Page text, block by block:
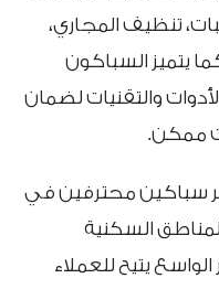
تنظيف المجاري،
يتميز السباكون
والتقنيات لضمان
ممكن.
سباكين محترفين في
السكنية
الواسع يتيح للعملاء